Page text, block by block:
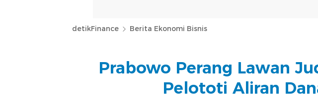
detikFinance Berita Ekonomi Bisnis
Prabowo Perang Lawan
Pelototi Aliran